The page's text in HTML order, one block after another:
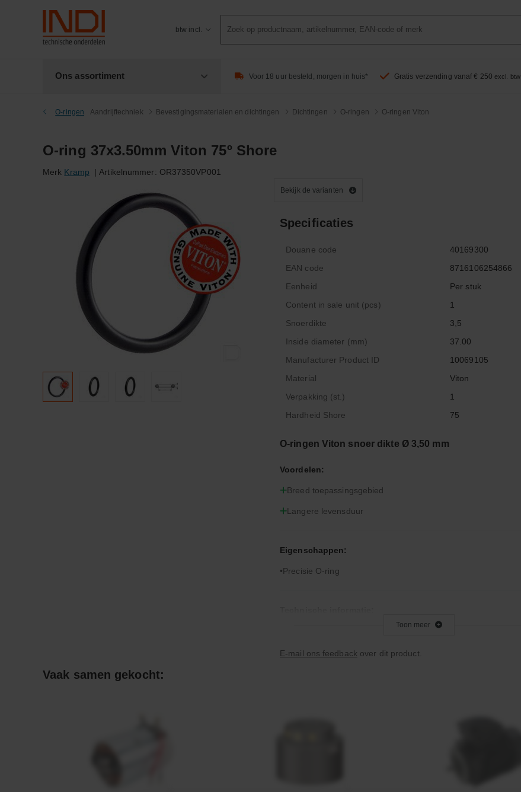
btw incl.
zoeken
Ons assortiment Voor 18 uur besteld, morgen in huis* Gratis verzending vanaf € 250 excl. btw
O-ringen Aandrijftechniek Bevestigingsmaterialen en dichtingen Dichtingen O-ringen O-ringen Viton
O-ring 37x3.50mm Viton 75º Shore
Merk Kramp | Artikelnummer: OR37350VP001
Bekijk de varianten
Specificaties
Douane code
40169300
EAN code
8716106254866
Eenheid
Per stuk
Content in sale unit (pcs)
1
Snoerdikte
3,5
Inside diameter (mm)
37.00
Manufacturer Product ID
10069105
Material
Viton
Verpakking (st.)
1
Hardheid Shore
75
O-ringen Viton snoer dikte Ø 3,50 mm
Voordelen:
Breed toepassingsgebied
Langere levensduur
Eigenschappen:
Precisie O-ring
Let op: Viton is niet geschikt voor remvloeistof
Toon meer
E-mail ons feedback over dit product.
Vaak samen gekocht: